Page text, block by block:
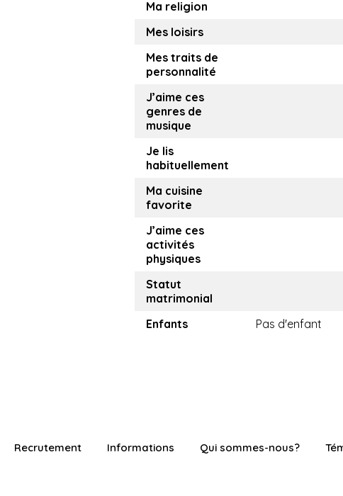
Ma religion
Mes loisirs
Mes traits de
personnalité
J’aime ces
genres de
musique
Je lis
habituellement
Ma cuisine
favorite
J’aime ces
activités
physiques
Statut
matrimonial
Enfants
Pas d'enfant
Recrutement Informations Qui sommes-nous?